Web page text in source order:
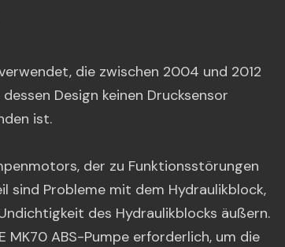
die zwischen 2004 und 2012
Design keinen Drucksensor
ist.
der zu Funktionsstörungen
sind Probleme mit dem Hydraulikblock,
des Hydraulikblocks äußern.
MK70 ABS-Pumpe erforderlich, um die